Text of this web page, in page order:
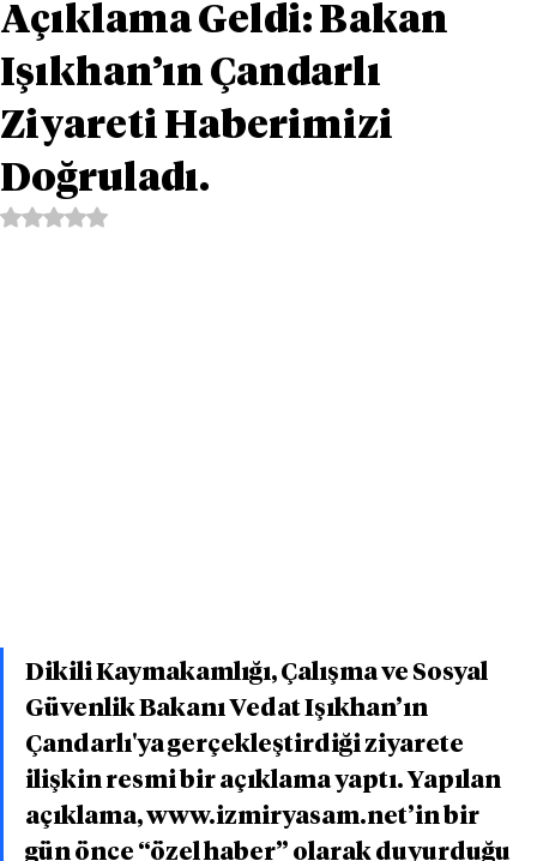
Açıklama Geldi: Bakan
Işıkhan’ın Çandarlı
Ziyareti Haberimizi
Doğruladı.
5 üzerinden NaN yıldız
Dikili Kaymakamlığı, Çalışma ve Sosyal
Güvenlik Bakanı Vedat Işıkhan’ın
Çandarlı'ya gerçekleştirdiği ziyarete
ilişkin resmi bir açıklama yaptı. Yapılan
açıklama, www.izmiryasam.net’in bir
gün önce “özel haber” olarak duyurduğu